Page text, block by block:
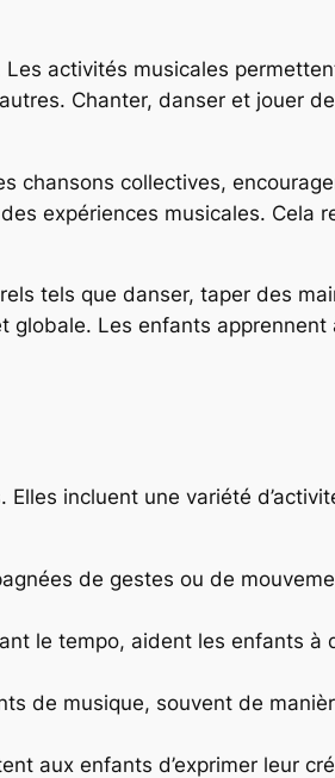
activités musicales
Chanter, danser et jouer
chansons collectives,
expériences musicales. Cela
tels que danser, taper des
globale. Les enfants apprennent
incluent une variété
de gestes ou de
le tempo, aident les enfants à
de musique, souvent de
aux enfants d’exprimer leur